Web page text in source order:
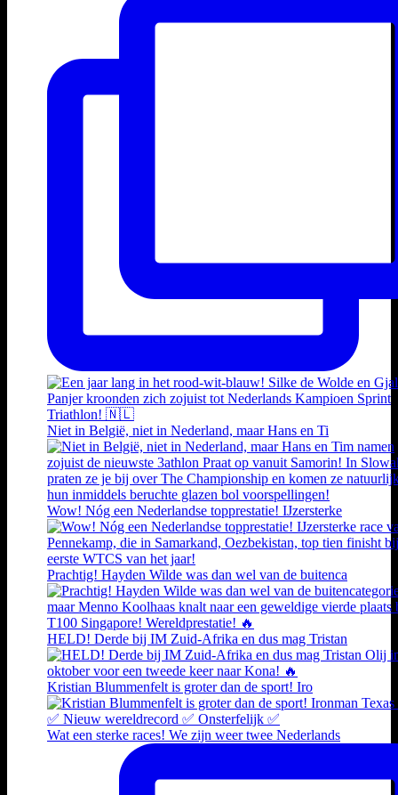
Niet in België, niet in Nederland, maar Hans en Ti
Wow! Nóg een Nederlandse topprestatie! IJzersterke
Prachtig! Hayden Wilde was dan wel van de buitenca
HELD! Derde bij IM Zuid-Afrika en dus mag Tristan
Kristian Blummenfelt is groter dan de sport! Iro
Wat een sterke races! We zijn weer twee Nederlands